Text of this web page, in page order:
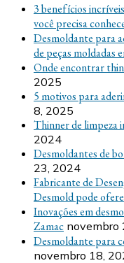
3 benefícios
você precisa
Desmoldante para
de peças moldadas
Onde encontrar
2025
5 motivos para
8, 2025
Thinner de limpeza
2024
Desmoldantes de
23, 2024
Fabricante de
Desmold pode
Inovações em
Zamac novembro
Desmoldante para
novembro 18,